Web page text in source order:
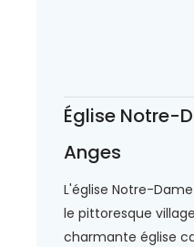
Église Notre-
Anges
L'église Notre-
le pittoresque
charmante église